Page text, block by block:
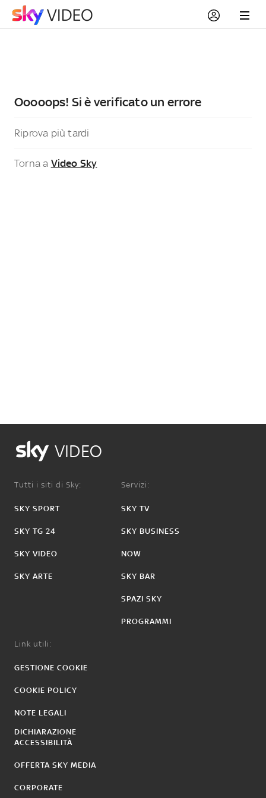
Ooooops! Si è verificato un errore
Riprova più tardi
Torna a Video Sky
VIDEO
Tutti i siti di Sky:
SKY SPORT
SKY TG 24
SKY VIDEO
SKY ARTE
Servizi:
SKY TV
SKY BUSINESS
NOW
SKY BAR
SPAZI SKY
PROGRAMMI
Link utili:
GESTIONE COOKIE
COOKIE POLICY
NOTE LEGALI
DICHIARAZIONE
ACCESSIBILITÀ
OFFERTA SKY MEDIA
CORPORATE